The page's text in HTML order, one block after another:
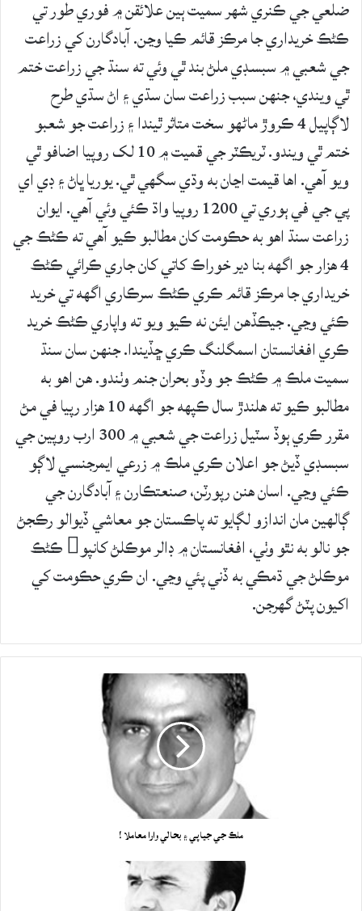
ضلعي جي ڪنري شهر سميت ٻين علائقن ۾ فوري طور تي
ڪڻڪ خريداري جا مرڪز قائم ڪيا وڃن. آبادگارن کي زراعت
جي شعبي ۾ سبسڊي ملڻ بند ٿي وئي ته سنڌ جي زراعت ختم
ٿي ويندي، جنھن سبب زراعت سان سڌي ۽ اڻ سڌي طرح
لاڳاپيل 4 ڪروڙ ماڻھو سخت متاثر ٿيندا ۽ زراعت جو شعبو
ختم ٿي ويندو. ٽريڪٽر جي قميت ۾ 10 لک روپيا اضافو ٿي
ويو آهي. اھا قيمت اڃان به وڌي سگھي ٿي. يوريا ڀاڻ ۽ ڊي اي
پي جي في ٻوري تي 1200 روپيا واڌ ڪئي وئي آھي. ايوان
زراعت سنڌ اهو به حڪومت کان مطالبو ڪيو آهي ته ڪڻڪ جي
4 هزار جو اگهه بنا دير خوراڪ کاتي کان جاري ڪرائي ڪڻڪ
خريداري جا مرڪز قائم ڪري ڪڻڪ سرڪاري اگهه تي خريد
ڪئي وڃي. جيڪڏهن ايئن نه ڪيو ويو ته واپاري ڪڻڪ خريد
ڪري افغانستان اسمگلنگ ڪري ڇڏيندا. جنهن سان سنڌ
سميت ملڪ ۾ ڪڻڪ جو وڏو بحران جنم وٺندو. هن اهو به
مطالبو ڪيو ته هلندڙ سال ڪپهه جو اگهه 10 هزار رپيا في مڻ
مقرر ڪري ٻوڏ سٽيل زراعت جي شعبي ۾ 300 ارب روپين جي
سبسڊي ڏيڻ جو اعلان ڪري ملڪ ۾ زرعي ايمرجنسي لاڳو
ڪئي وڃي. اسان هنن رپورٽن، صنعتڪارن ۽ آبادگارن جي
ڳالهين مان اندازو لڳايو ته پاڪستان جو معاشي ڏيوالو رڪجڻ
جو نالو به نٿو وٺي، افغانستان ۾ ڊالر موڪلڻ کانپو ڪڻڪ
موڪلڻ جي ڌمڪي به ڏني پئي وڃي. ان ڪري حڪومت کي
اکيون پٽڻ گهرجن.
ملڪ جي جياپي ۽ بحالي وارا معاملا !